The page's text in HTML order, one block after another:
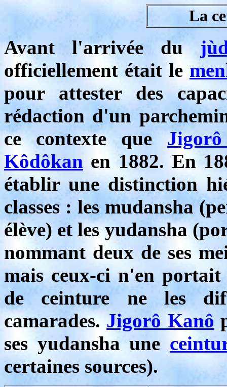
La
Avant l'arrivée du
officiellement était le
pour attester des
rédaction d'un
ce contexte que
Kôdôkan en 1882. En
établir une distinction
classes : les mudansha
élève) et les yudansha
nommant deux de ses
mais ceux-ci n'en
de ceinture ne les
camarades.Jigorô Kanô
ses yudansha une
certaines sources).